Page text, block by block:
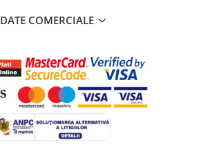
DATE COMERCIALE